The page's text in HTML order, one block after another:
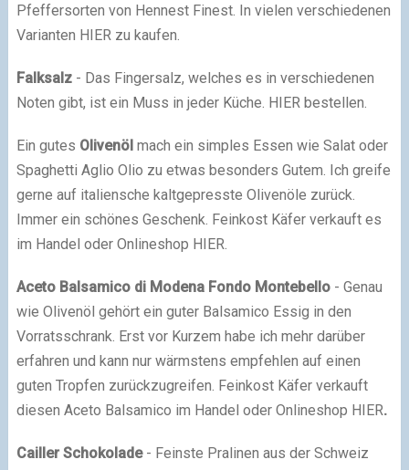
Pfeffersorten von Hennest Finest. In vielen verschiedenen
Varianten HIER zu kaufen.
Falksalz- Das Fingersalz, welches es in verschiedenen
Noten gibt, ist ein Muss in jeder Küche. HIER bestellen.
Ein gutes Olivenölmach ein simples Essen wie Salat oder
Spaghetti Aglio Olio zu etwas besonders Gutem. Ich greife
gerne auf italiensche kaltgepresste Olivenöle zurück.
Immer ein schönes Geschenk. Feinkost Käfer verkauft es
im Handel oder Onlineshop HIER.
Aceto Balsamico di Modena Fondo Montebello- Genau
wie Olivenöl gehört ein guter Balsamico Essig in den
Vorratsschrank. Erst vor Kurzem habe ich mehr darüber
erfahren und kann nur wärmstens empfehlen auf einen
guten Tropfen zurückzugreifen. Feinkost Käfer verkauft
diesen Aceto Balsamico im Handel oder Onlineshop HIER.
Cailler Schokolade- Feinste Pralinen aus der Schweiz